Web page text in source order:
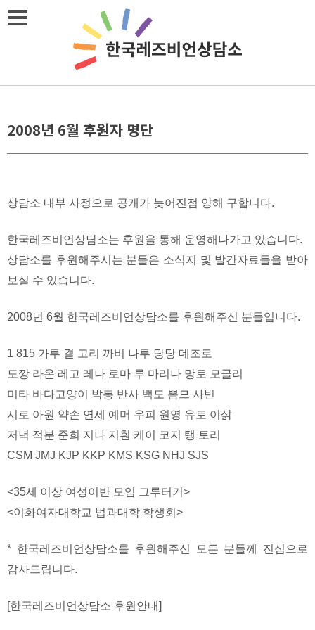
Skip
2008년 6월 후원자 명단
상담소 내부 사정으로 공개가 늦어진점 양해 구합니다.
한국레즈비언상담소는 후원을 통해 운영해나가고 있습니다.
상담소를 후원해주시는 분들은 소식지 및 발간자료들을 받아
보실 수 있습니다.
2008년 6월 한국레즈비언상담소를 후원해주신 분들입니다.
1 815 가루 결 고리 까비 나루 당당 데조로
도깡 라온 레고 레나 로마 루 마리나 망토 모글리
미타 바다고양이 박통 반사 백도 뽐므 사빈
시로 아원 약손 연세 예머 우피 원영 유토 이삵
저녁 적분 준희 지나 지훤 케이 코지 탱 토리
CSM JMJ KJP KKP KMS KSG NHJ SJS
<35세 이상 여성이반 모임 그루터기>
<이화여자대학교 법과대학 학생회>
* 한국레즈비언상담소를 후원해주신 모든 분들께 진심으로
감사드립니다.
[한국레즈비언상담소 후원안내]